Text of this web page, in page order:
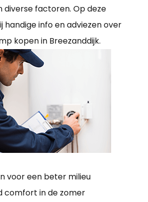
diverse factoren. Op deze
handige info en adviezen over
kopen in Breezanddijk.
voor een beter milieu
comfort in de zomer